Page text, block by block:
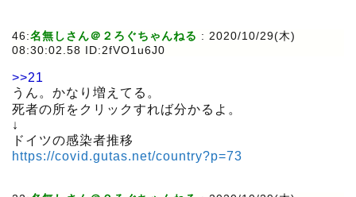
46:名無しさん＠２ろぐちゃんねる : 2020/10/29(木)
08:30:02.58 ID:2fVO1u6J0
>>21
うん。かなり増えてる。
死者の所をクリックすれば分かるよ。
↓
ドイツの感染者推移
https://covid.gutas.net/country?p=73